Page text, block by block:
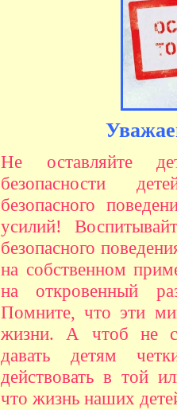
Не оставляйте
безопасности
безопасного
усилий!
безопасного
на собственном
на откровенный
Помните, что эти
жизни. А чтоб не
давать детям
действовать в той
что жизнь наших